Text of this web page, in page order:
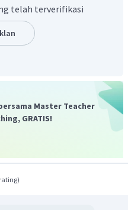
macam barang dan
telah terverifikasi
Master Teacher
GRATIS!
)